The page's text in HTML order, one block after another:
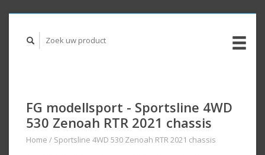
FG modellsport - Sportsline 4WD
530 Zenoah RTR 2021 chassis
Home / Sportsline 4WD 530 Zenoah RTR 2021 chassis